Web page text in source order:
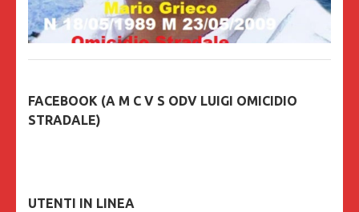
FACEBOOK (A M C V S ODV LUIGI OMICIDIO
STRADALE)
UTENTI IN LINEA